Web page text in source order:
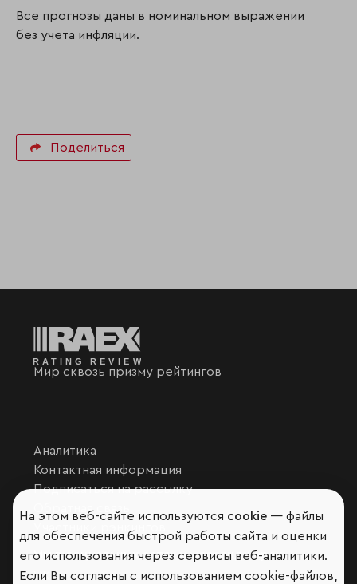
Все прогнозы даны в номинальном выражении
без учета инфляции.
Поделиться
Мир сквозь призму рейтингов
Аналитика
Контактная информация
Подписаться на рассылку
Обратная связь
Участники рэнкингов
Мы в социальных сетях и мессенджерах
VK
На этом веб-сайте используются cookie — файлы
для обеспечения быстрой работы сайта и оценки
его использования через сервисы веб-аналитики.
Если Вы согласны с использованием cookie-файлов,